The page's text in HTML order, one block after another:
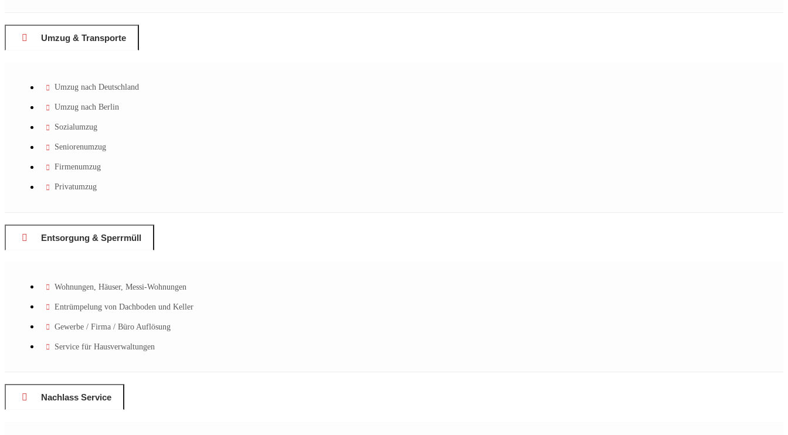
Umzug & Transporte
Umzug nach Deutschland
Umzug nach Berlin
Sozialumzug
Seniorenumzug
Firmenumzug
Privatumzug
Entsorgung & Sperrmüll
Wohnungen, Häuser, Messi-Wohnungen
Entrümpelung von Dachboden und Keller
Gewerbe / Firma / Büro Auflösung
Service für Hausverwaltungen
Nachlass Service